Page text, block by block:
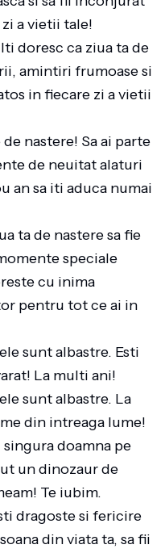
a vietii tale!
doresc ca ziua ta de
amintiri frumoase si
in fiecare zi a vietii
nastere! Sa ai parte
de neuitat alaturi
an sa iti aduca numai
ta de nastere sa fie
speciale
cu inima
pentru tot ce ai in
sunt albastre. Esti
La multi ani!
sunt albastre. La
din intreaga lume!
doamna pe
un dinozaur de
Te iubim.
dragoste si fericire
din viata ta, sa fii